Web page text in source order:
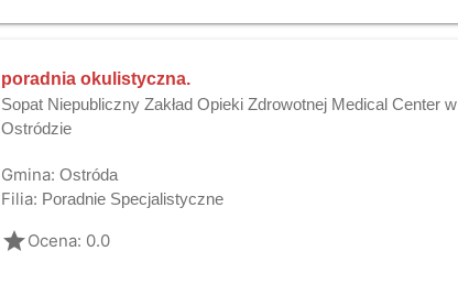
poradnia okulistyczna.
Sopat Niepubliczny Zakład Opieki Zdrowotnej Medical Center w
Ostródzie
Gmina: Ostróda
Filia: Poradnie Specjalistyczne
gradeOcena: 0.0